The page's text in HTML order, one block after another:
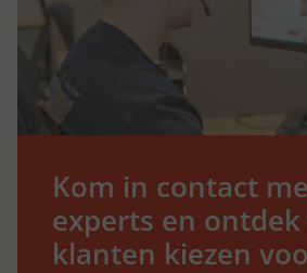
Kom in contact
experts en
klanten kiezen